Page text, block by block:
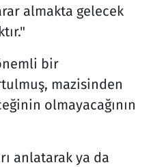
almakta gelecek
bir
mazisinden
olmayacağının
anlatarak ya da